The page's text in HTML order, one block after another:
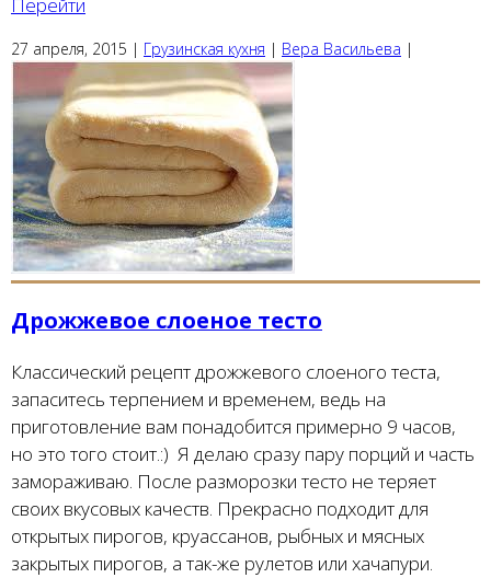
27 апреля, 2015 | Грузинская кухня | Вера Васильева |
Дрожжевое слоеное тесто
Классический рецепт дрожжевого слоеного теста,
запаситесь терпением и временем, ведь на
приготовление вам понадобится примерно 9 часов,
но это того стоит.:) Я делаю сразу пару порций и часть
замораживаю. После разморозки тесто не теряет
своих вкусовых качеств. Прекрасно подходит для
открытых пирогов, круассанов, рыбных и мясных
закрытых пирогов, а так-же рулетов или хачапури.